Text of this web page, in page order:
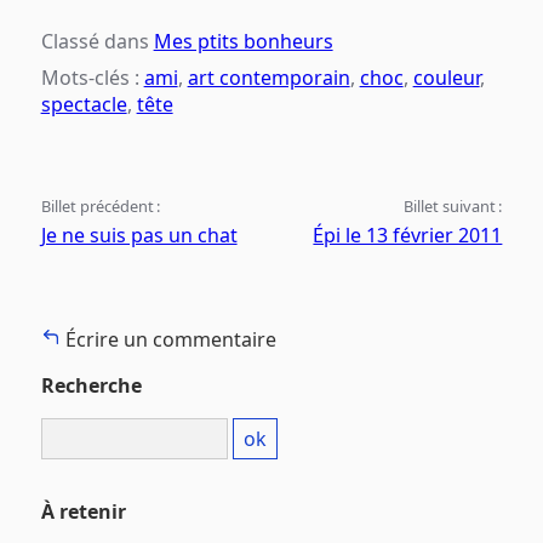
Classé dans Mes ptits bonheurs
Mots-clés : ami, art contemporain, choc, couleur,
spectacle, tête
Billet précédent :
Je ne suis pas un chat
Billet suivant :
Épi le 13 février 2011
Écrire un commentaire
Recherche
À retenir